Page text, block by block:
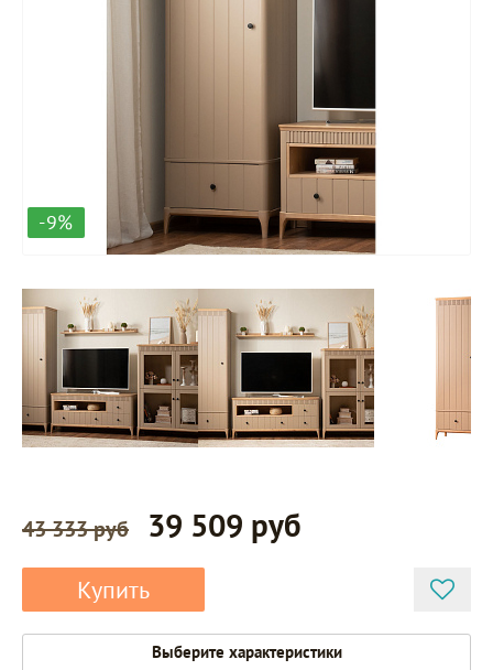
-9%
43 333 руб 39 509 руб
Купить
Выберите характеристики